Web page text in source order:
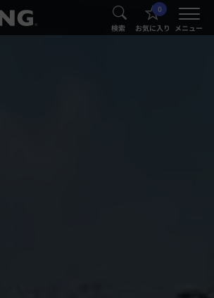
® 検索
0
お気に入り メニュー
®